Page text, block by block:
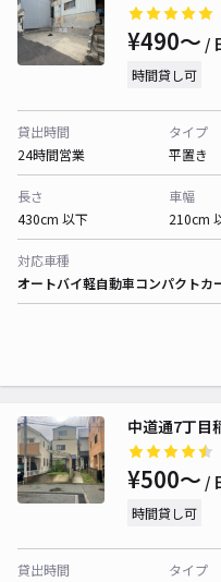
¥490〜 /
時間貸し可
貸出時間
24時間営業
タイプ
平置き
長さ
430cm 以下
車幅
210cm
対応車種
オートバイ軽自動車コンパクトカ
中道通7丁
¥500〜 /
時間貸し可
貸出時間
タイプ